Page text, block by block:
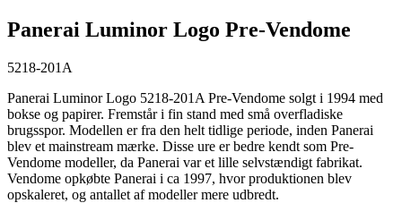
Panerai Luminor Logo Pre-Vendome
5218-201A
Panerai Luminor Logo 5218-201A Pre-Vendome solgt i 1994 med
bokse og papirer. Fremstår i fin stand med små overfladiske
brugsspor. Modellen er fra den helt tidlige periode, inden Panerai
blev et mainstream mærke. Disse ure er bedre kendt som Pre-
Vendome modeller, da Panerai var et lille selvstændigt fabrikat.
Vendome opkøbte Panerai i ca 1997, hvor produktionen blev
opskaleret, og antallet af modeller mere udbredt.